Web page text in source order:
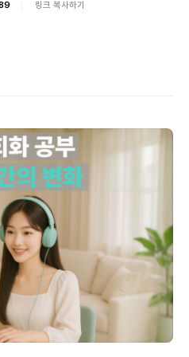
링크 복사하기